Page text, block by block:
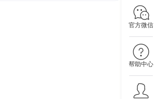
官方微信
帮助中心